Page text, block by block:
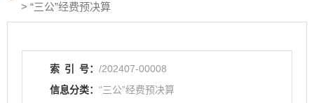
> “三公”经费预决算
索 引 号： /202407-00008
信息分类： “三公”经费预决算